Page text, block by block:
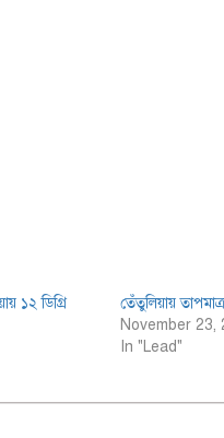
১২ ডিগ্রি
তেঁতুলিয়ায়
November 23,
In "Lead"